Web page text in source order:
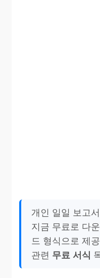
개인 일일 보고
지금 무료로 다
드 형식으로 제
관련 무료 서식